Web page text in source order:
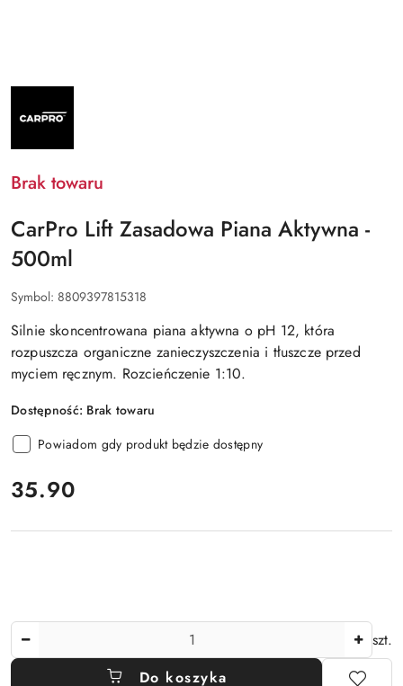
NAZWA
CARPRO
Brak towaru
CarPro Lift Zasadowa Piana Aktywna -
500ml
Symbol: 8809397815318
Silnie skoncentrowana piana aktywna o pH 12, która
rozpuszcza organiczne zanieczyszczenia i tłuszcze przed
myciem ręcznym. Rozcieńczenie 1:10.
Dostępność: Brak towaru
Powiadom gdy produkt będzie dostępny
cena:
35.90
szt.
Do koszyka